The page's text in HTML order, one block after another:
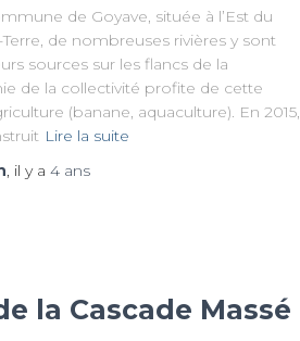
de Goyave, située à l’Est du
de nombreuses rivières y sont
sources sur les flancs de la
de la collectivité profite de cette
(banane, aquaculture). En 2015,
Lire la suite
, il y a 4 ans
la Cascade Massé